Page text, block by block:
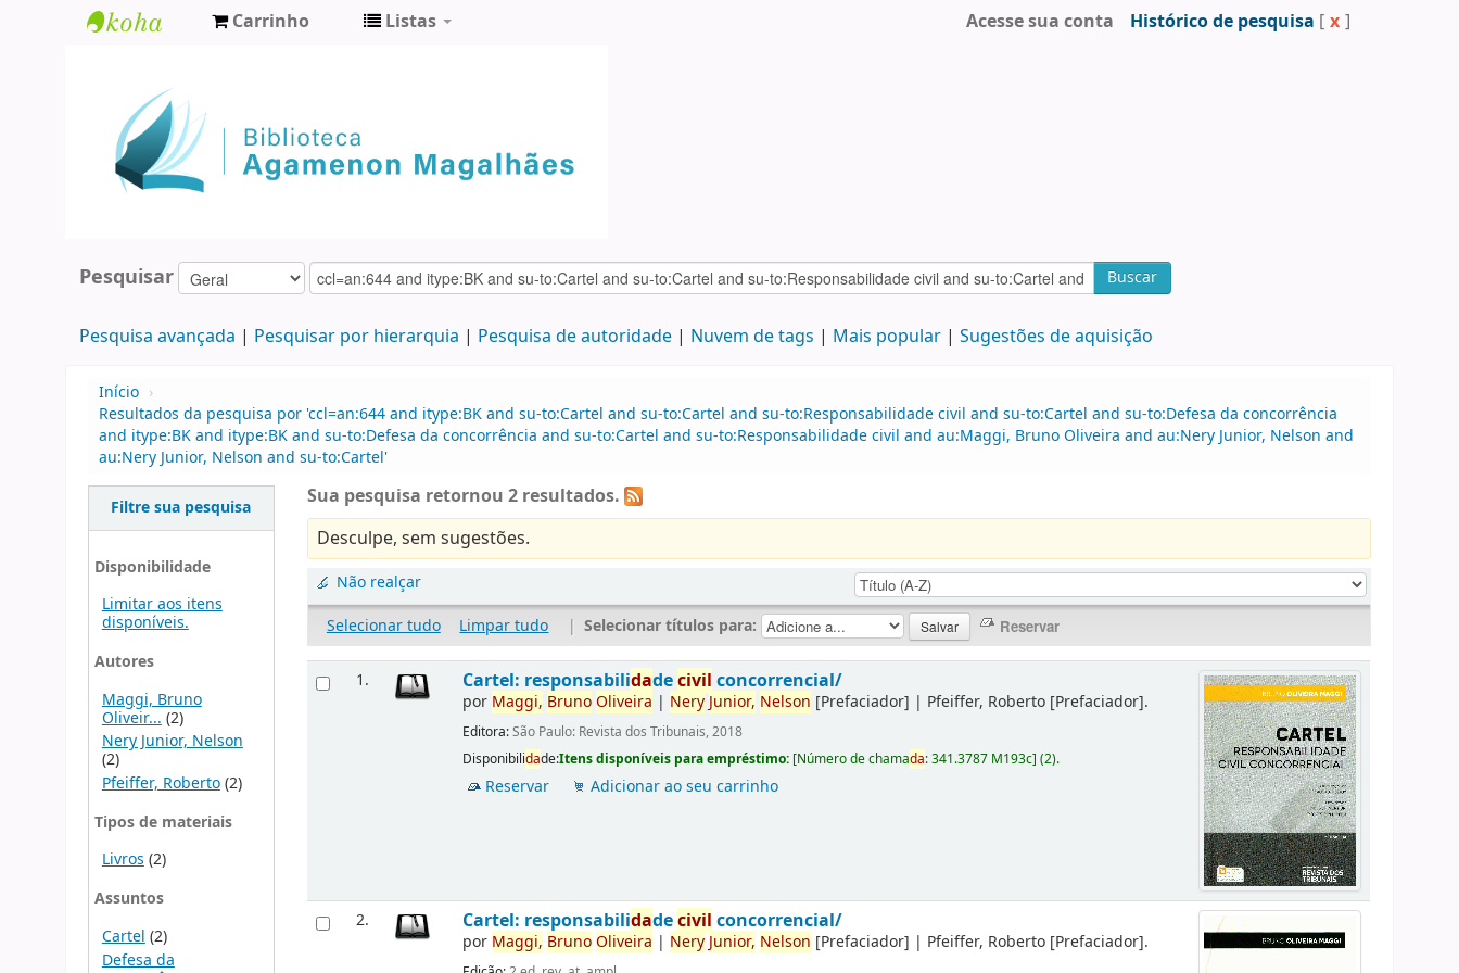
Agamenon
Magalhães
Carrinho Listas Acesse sua conta Histórico de pesquisa [ x ]
Pesquisar Buscar
Pesquisa avançada Pesquisar por hierarquia Pesquisa de autoridade Nuvem de tags Mais popular Sugestões de aquisição
Início ›
Resultados da pesquisa por 'ccl=an:644 and itype:BK and su-to:Cartel and su-to:Cartel and su-to:Responsabilidade civil and su-to:Cartel and su-to:Defesa da concorrência
and itype:BK and itype:BK and su-to:Defesa da concorrência and su-to:Cartel and su-to:Responsabilidade civil and au:Maggi, Bruno Oliveira and au:Nery Junior, Nelson and
au:Nery Junior, Nelson and su-to:Cartel'
Filtre sua pesquisa
Disponibilidade
Limitar aos itens
disponíveis.
Autores
Maggi, Bruno
Oliveir... (2)
Nery Junior, Nelson
(2)
Pfeiffer, Roberto(2)
Tipos de materiais
Livros(2)
Assuntos
Cartel (2)
Defesa da
Sua pesquisa retornou 2 resultados.
Desculpe, sem sugestões.
Não realçar
Selecionar tudo
Limpar tudo | Selecionar títulos para:
1. Cartel: responsabilidadecivil concorrencial/
por Maggi, BrunoOliveira | NeryJunior, Nelson [Prefaciador] | Pfeiffer, Roberto [Prefaciador].
Editora:São Paulo: Revista dos Tribunais, 2018
Disponibilidade:Itens disponíveis para empréstimo: [Número de chamada:341.3787 M193c](2).
Reservar Adicionar ao seu carrinho
2. Cartel: responsabilidadecivil concorrencial/
por Maggi, BrunoOliveira | NeryJunior, Nelson [Prefaciador] | Pfeiffer, Roberto [Prefaciador].